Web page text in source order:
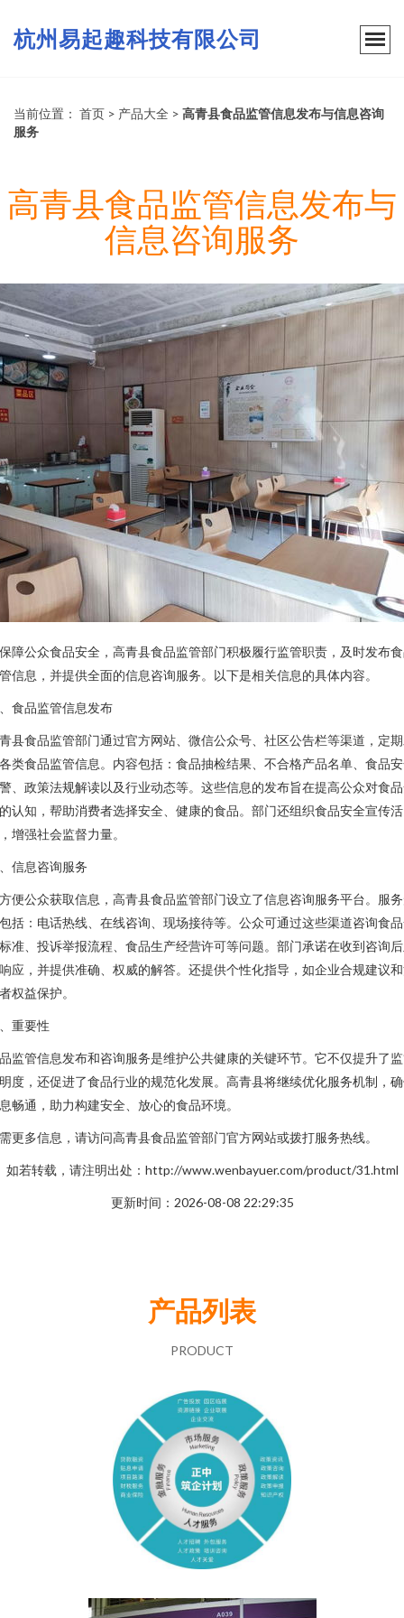
杭州易起趣科技有限公司
当前位置： 首页 > 产品大全 > 高青县食品监管信息发布与信息咨询
服务
高青县食品监管信息发布与
信息咨询服务
障公众食品安全，高青县食品监管部门积极履行监管职责，及时发布
信息，并提供全面的信息咨询服务。以下是相关信息的具体内容。
食品监管信息发布
县食品监管部门通过官方网站、微信公众号、社区公告栏等渠道，定
类食品监管信息。内容包括：食品抽检结果、不合格产品名单、食品
、政策法规解读以及行业动态等。这些信息的发布旨在提高公众对食
认知，帮助消费者选择安全、健康的食品。部门还组织食品安全宣传活
增强社会监督力量。
信息咨询服务
便公众获取信息，高青县食品监管部门设立了信息咨询服务平台。服
括：电话热线、在线咨询、现场接待等。公众可通过这些渠道咨询食
准、投诉举报流程、食品生产经营许可等问题。部门承诺在收到咨询
应，并提供准确、权威的解答。还提供个性化指导，如企业合规建议
权益保护。
重要性
监管信息发布和咨询服务是维护公共健康的关键环节。它不仅提升了
度，还促进了食品行业的规范化发展。高青县将继续优化服务机制，
畅通，助力构建安全、放心的食品环境。
更多信息，请访问高青县食品监管部门官方网站或拨打服务热线。
如若转载，请注明出处：http://www.wenbayuer.com/product/31.html
更新时间：2026-08-08 22:29:35
产品列表
PRODUCT